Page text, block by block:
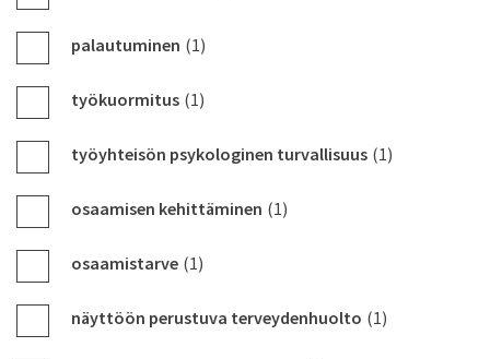
palautuminen (1)
työkuormitus (1)
työyhteisön psykologinen turvallisuus (1)
osaamisen kehittäminen (1)
osaamistarve (1)
näyttöön perustuva terveydenhuolto (1)